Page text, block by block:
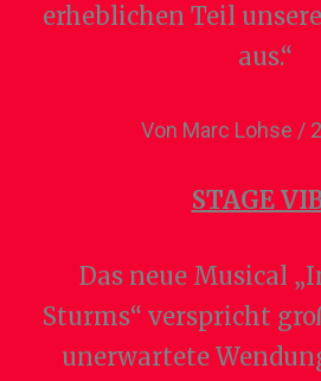
erheblichen Teil
aus.“
Von Marc Lohse /
STAGE
Das neue Musical
Sturms“ verspricht
unerwartete